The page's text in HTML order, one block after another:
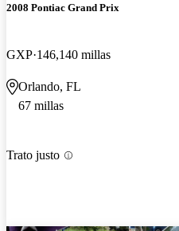
2008 Pontiac Grand Prix
GXP 146,140 millas
Orlando, FL
67 millas
Trato justo